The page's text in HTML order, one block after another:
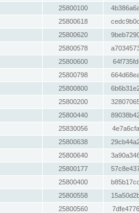
25800100
25800618
25800620
25800578
25800600
25800798
25800800
25800200
25800440
25830056
25800638
25800640
25800177
25800400
25800558
25800560